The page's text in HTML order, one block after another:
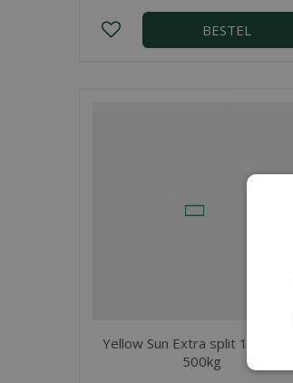
BESTEL
Yellow Sun Extra split 11-22mm
500kg